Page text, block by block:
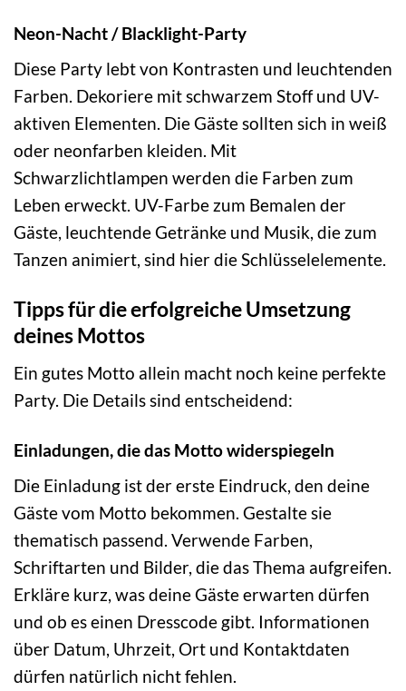
Neon-Nacht / Blacklight-Party
Diese Party lebt von Kontrasten und leuchtenden
Farben. Dekoriere mit schwarzem Stoff und UV-
aktiven Elementen. Die Gäste sollten sich in weiß
oder neonfarben kleiden. Mit
Schwarzlichtlampen werden die Farben zum
Leben erweckt. UV-Farbe zum Bemalen der
Gäste, leuchtende Getränke und Musik, die zum
Tanzen animiert, sind hier die Schlüsselelemente.
Tipps für die erfolgreiche Umsetzung
deines Mottos
Ein gutes Motto allein macht noch keine perfekte
Party. Die Details sind entscheidend:
Einladungen, die das Motto widerspiegeln
Die Einladung ist der erste Eindruck, den deine
Gäste vom Motto bekommen. Gestalte sie
thematisch passend. Verwende Farben,
Schriftarten und Bilder, die das Thema aufgreifen.
Erkläre kurz, was deine Gäste erwarten dürfen
und ob es einen Dresscode gibt. Informationen
über Datum, Uhrzeit, Ort und Kontaktdaten
dürfen natürlich nicht fehlen.